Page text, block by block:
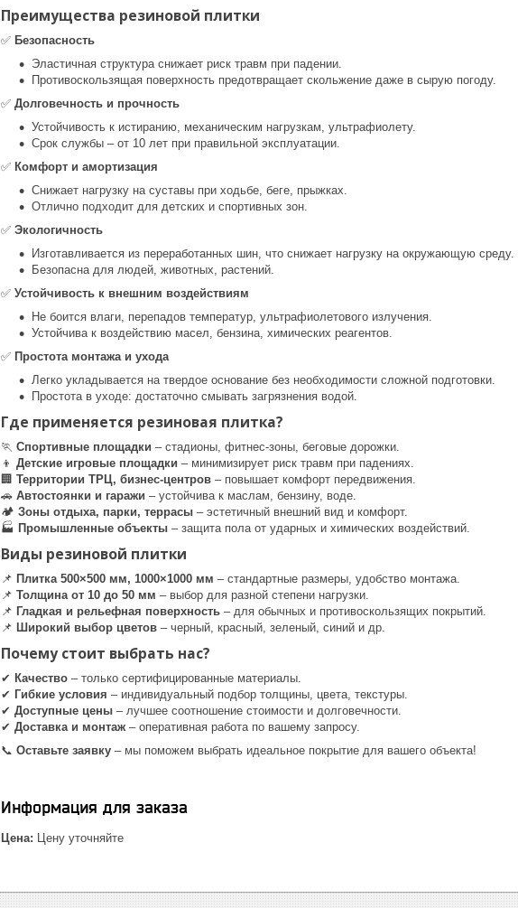
Преимущества резиновой плитки
✅ Безопасность
Эластичная структура снижает риск травм при падении.
Противоскользящая поверхность предотвращает скольжение даже в сырую погоду.
✅ Долговечность и прочность
Устойчивость к истиранию, механическим нагрузкам, ультрафиолету.
Срок службы – от 10 лет при правильной эксплуатации.
✅ Комфорт и амортизация
Снижает нагрузку на суставы при ходьбе, беге, прыжках.
Отлично подходит для детских и спортивных зон.
✅ Экологичность
Изготавливается из переработанных шин, что снижает нагрузку на окружающую среду.
Безопасна для людей, животных, растений.
✅ Устойчивость к внешним воздействиям
Не боится влаги, перепадов температур, ультрафиолетового излучения.
Устойчива к воздействию масел, бензина, химических реагентов.
✅ Простота монтажа и ухода
Легко укладывается на твердое основание без необходимости сложной подготовки.
Простота в уходе: достаточно смывать загрязнения водой.
Где применяется резиновая плитка?
🏃 Спортивные площадки – стадионы, фитнес-зоны, беговые дорожки.
👦 Детские игровые площадки – минимизирует риск травм при падениях.
🏢 Территории ТРЦ, бизнес-центров – повышает комфорт передвижения.
🚗 Автостоянки и гаражи – устойчива к маслам, бензину, воде.
🏕 Зоны отдыха, парки, террасы – эстетичный внешний вид и комфорт.
🏭 Промышленные объекты – защита пола от ударных и химических воздействий.
Виды резиновой плитки
📌 Плитка 500×500 мм, 1000×1000 мм – стандартные размеры, удобство монтажа.
📌 Толщина от 10 до 50 мм – выбор для разной степени нагрузки.
📌 Гладкая и рельефная поверхность – для обычных и противоскользящих покрытий.
📌 Широкий выбор цветов – черный, красный, зеленый, синий и др.
Почему стоит выбрать нас?
✔ Качество – только сертифицированные материалы.
✔ Гибкие условия – индивидуальный подбор толщины, цвета, текстуры.
✔ Доступные цены – лучшее соотношение стоимости и долговечности.
✔ Доставка и монтаж – оперативная работа по вашему запросу.
📞 Оставьте заявку – мы поможем выбрать идеальное покрытие для вашего объекта!
Информация для заказа
Цена: Цену уточняйте